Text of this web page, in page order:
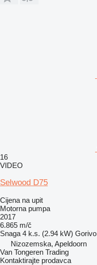
16
VIDEO
Selwood D75
Cijena na upit
Motorna pumpa
2017
6.865 m/č
Snaga 4 k.s. (2.94 kW) Gorivo
Nizozemska, Apeldoorn
Van Tongeren Trading
Kontaktirajte prodavca